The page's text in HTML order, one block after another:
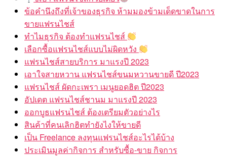
ข้อคำนึงถึงที่เจ้าของธุรกิจ ห้ามมองข้ามเด็ดขาดในการ
ขายแฟรนไชส์
ทำไมธุรกิจ ต้องทำแฟรนไชส์
เลือกซื้อแฟรนไชส์แบบไม่ผิดหวัง
แฟรนไชส์สายบริการ มาแรงปี 2023
เอาใจสายหวาน แฟรนไชส์ขนมหวานขายดี ปี2023
แฟรนไชส์ ผัดกะเพรา เมนูยอดฮิต ปี2023
อัปเดต แฟรนไชส์ชานม มาแรงปี 2023
ออกบูธแฟรนไชส์ ต้องเตรียมตัวอย่างไร
สินค้าที่คนเลิกฮิตทำยังไงให้ขายดี
เป็น Freelance ลงทุนแฟรนไชส์อะไรได้บ้าง
ประเมินมูลค่ากิจการ สำหรับซื้อ-ขาย กิจการ